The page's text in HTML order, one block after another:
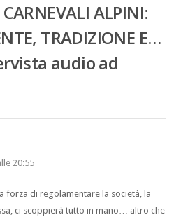
ALPINI:
TRADIZIONE E…
audio ad
20:55
forza di regolamentare la società, la
ci scoppierà tutto in mano… altro che